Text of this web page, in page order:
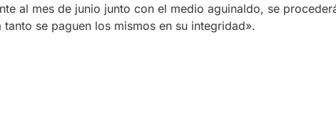
al mes de junio junto con el medio aguinaldo, se
se paguen los mismos en su integridad».